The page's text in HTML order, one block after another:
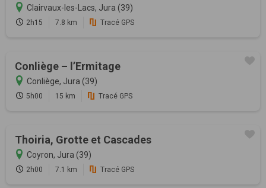
Clairvaux-les-Lacs, Jura (39)
2h15 7.8 km Tracé GPS
Conliège – l’Ermitage
Conliège, Jura (39)
5h00 15 km Tracé GPS
Thoiria, Grotte et Cascades
Coyron, Jura (39)
2h00 7.1 km Tracé GPS